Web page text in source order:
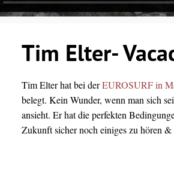
Tim Elter-
Tim Elter hat bei derEUROSURF in
belegt. Kein Wunder, wenn man sich
ansieht. Er hat die perfekten
Zukunft sicher noch einiges zu hören &